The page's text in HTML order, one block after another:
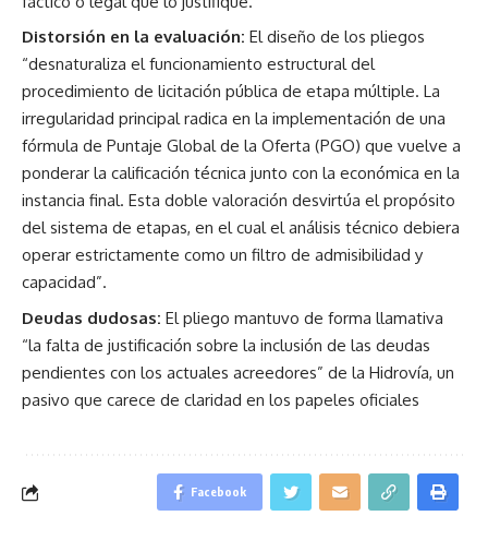
Distorsión en la evaluación: El diseño de los pliegos
“desnaturaliza el funcionamiento estructural del
procedimiento de licitación pública de etapa múltiple. La
irregularidad principal radica en la implementación de una
fórmula de Puntaje Global de la Oferta (PGO) que vuelve a
ponderar la calificación técnica junto con la económica en la
instancia final. Esta doble valoración desvirtúa el propósito
del sistema de etapas, en el cual el análisis técnico debiera
operar estrictamente como un filtro de admisibilidad y
capacidad”.
Deudas dudosas: El pliego mantuvo de forma llamativa
“la falta de justificación sobre la inclusión de las deudas
pendientes con los actuales acreedores” de la Hidrovía, un
pasivo que carece de claridad en los papeles oficiales
Facebook